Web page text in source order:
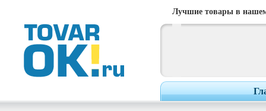
Лучшие товары в